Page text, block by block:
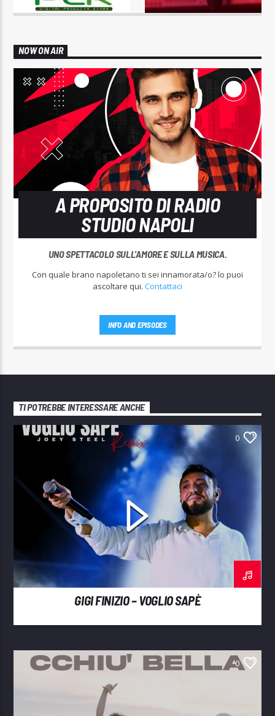
NOW ON AIR
A PROPOSITO DI RADIO
STUDIO NAPOLI
UNO SPETTACOLO SULL'AMORE E SULLA MUSICA.
Con quale brano napoletano ti sei innamorata/o? lo puoi
ascoltare qui. Contattaci
INFO AND EPISODES
TI POTREBBE INTERESSARE ANCHE
0
GIGI FINIZIO – VOGLIO SAPÈ
0